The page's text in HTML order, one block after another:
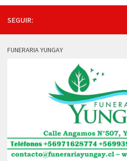
SEGUIR:
FUNERARIA YUNGAY